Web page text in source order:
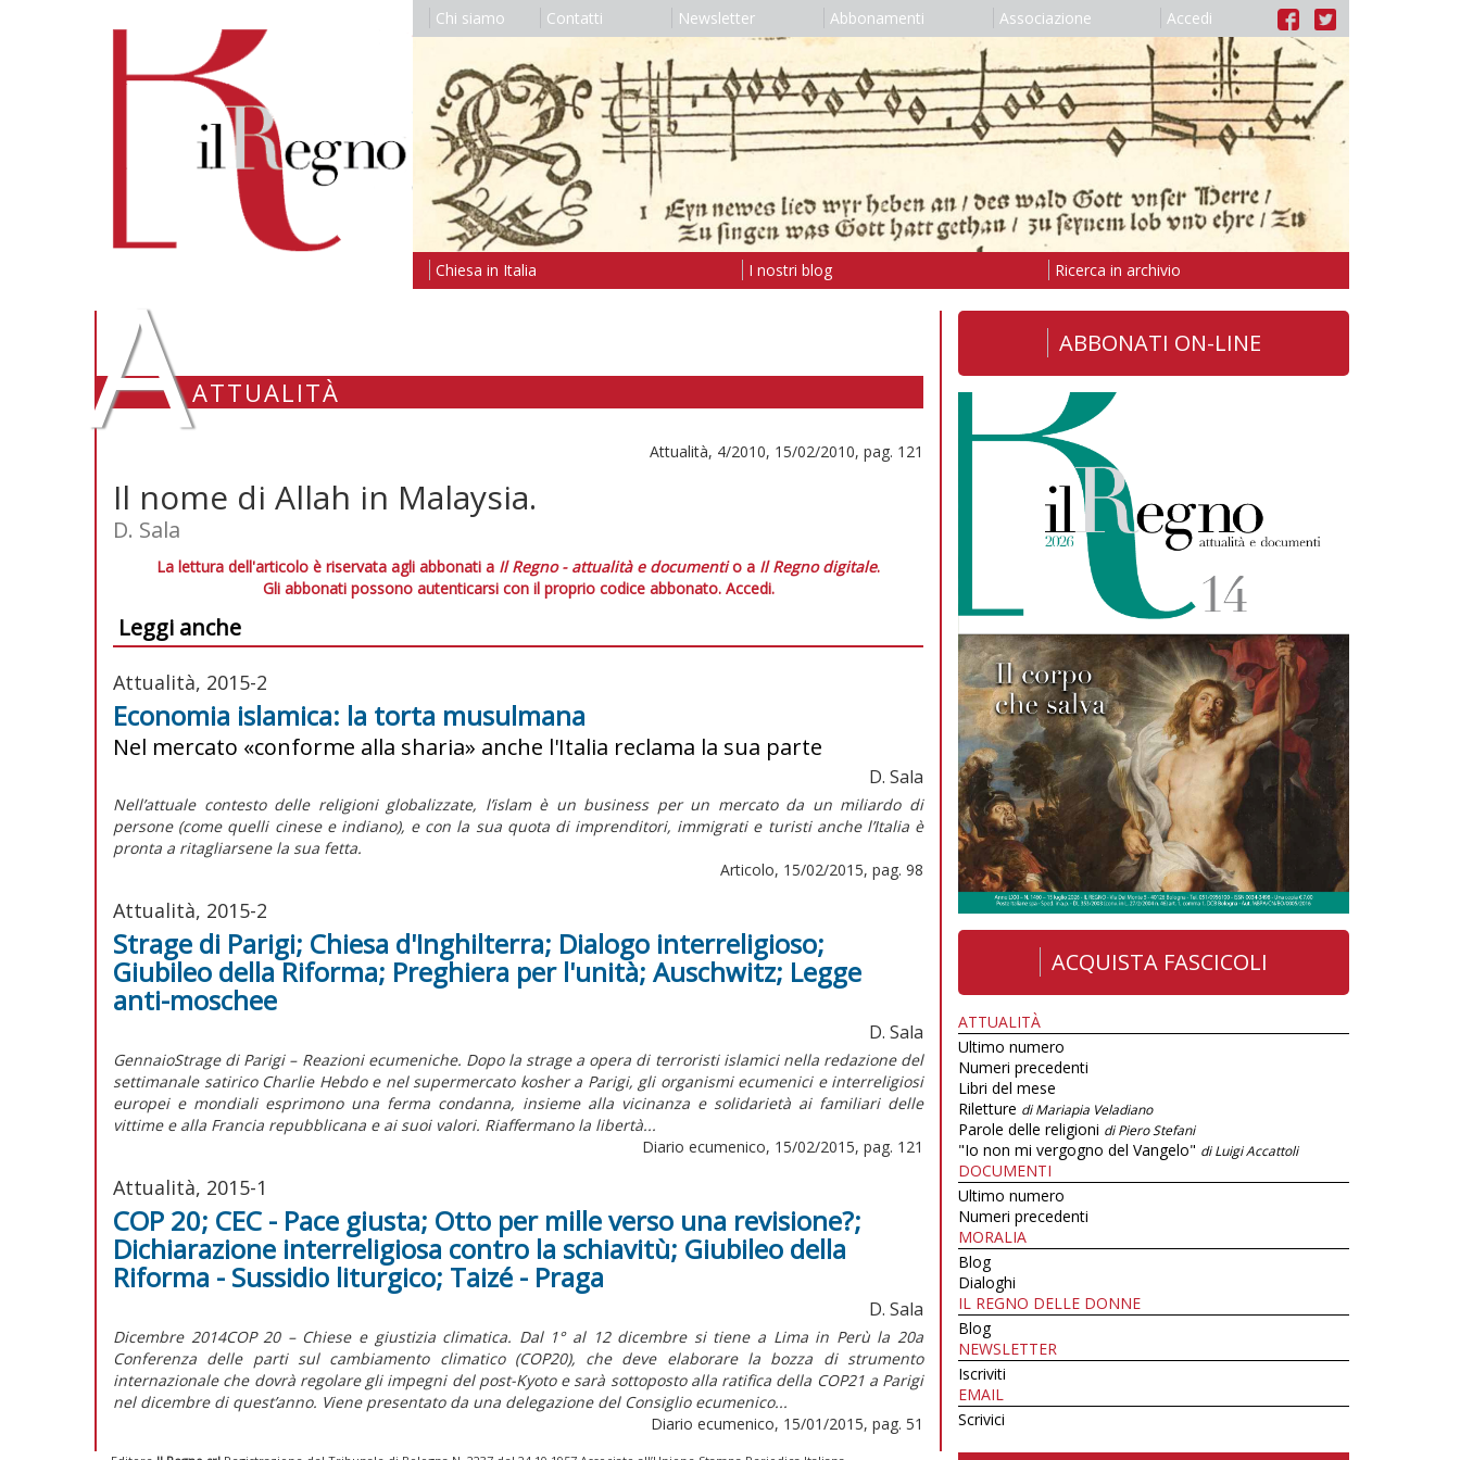
Chi siamo Contatti Newsletter Abbonamenti Associazione Accedi
Chiesa in Italia I nostri blog Ricerca in archivio
AATTUALITÀ
Attualità, 4/2010, 15/02/2010, pag. 121
Il nome di Allah in Malaysia.
D. Sala
La lettura dell'articolo è riservata agli abbonati a Il Regno - attualità e documentio a Il Regno digitale.
Gli abbonati possono autenticarsi con il proprio codice abbonato. Accedi.
Leggi anche
Attualità, 2015-2
Economia islamica: la torta musulmana
Nel mercato «conforme alla sharia» anche l'Italia reclama la sua parte
D. Sala
Nell’attuale contesto delle religioni globalizzate, l’islam è un business per un mercato da un miliardo di
persone (come quelli cinese e indiano), e con la sua quota di imprenditori, immigrati e turisti anche l’Italia è
pronta a ritagliarsene la sua fetta.
Articolo, 15/02/2015, pag. 98
Attualità, 2015-2
Strage di Parigi; Chiesa d'Inghilterra; Dialogo interreligioso;
Giubileo della Riforma; Preghiera per l'unità; Auschwitz; Legge
anti-moschee
D. Sala
GennaioStrage di Parigi – Reazioni ecumeniche. Dopo la strage a opera di terroristi islamici nella redazione del
settimanale satirico Charlie Hebdo e nel supermercato kosher a Parigi, gli organismi ecumenici e interreligiosi
europei e mondiali esprimono una ferma condanna, insieme alla vicinanza e solidarietà ai familiari delle
vittime e alla Francia repubblicana e ai suoi valori. Riaffermano la libertà...
Diario ecumenico, 15/02/2015, pag. 121
Attualità, 2015-1
COP 20; CEC - Pace giusta; Otto per mille verso una revisione?;
Dichiarazione interreligiosa contro la schiavitù; Giubileo della
Riforma - Sussidio liturgico; Taizé - Praga
D. Sala
Dicembre 2014COP 20 – Chiese e giustizia climatica. Dal 1° al 12 dicembre si tiene a Lima in Perù la 20a
Conferenza delle parti sul cambiamento climatico (COP20), che deve elaborare la bozza di strumento
internazionale che dovrà regolare gli impegni del post-Kyoto e sarà sottoposto alla ratifica della COP21 a Parigi
nel dicembre di quest’anno. Viene presentato da una delegazione del Consiglio ecumenico...
Diario ecumenico, 15/01/2015, pag. 51
ABBONATI ON-LINE
ACQUISTA FASCICOLI
ATTUALITÀ
Ultimo numero
Numeri precedenti
Libri del mese
Riletture di Mariapia Veladiano
Parole delle religioni di Piero Stefani
"Io non mi vergogno del Vangelo" di Luigi Accattoli
DOCUMENTI
Ultimo numero
Numeri precedenti
MORALIA
Blog
Dialoghi
IL REGNO DELLE DONNE
Blog
NEWSLETTER
Iscriviti
EMAIL
Scrivici